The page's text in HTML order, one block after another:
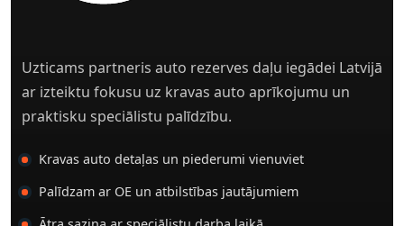
Uzticams partneris auto rezerves daļu iegādei Latvijā
ar izteiktu fokusu uz kravas auto aprīkojumu un
praktisku speciālistu palīdzību.
Kravas auto detaļas un piederumi vienuviet
Palīdzam ar OE un atbilstības jautājumiem